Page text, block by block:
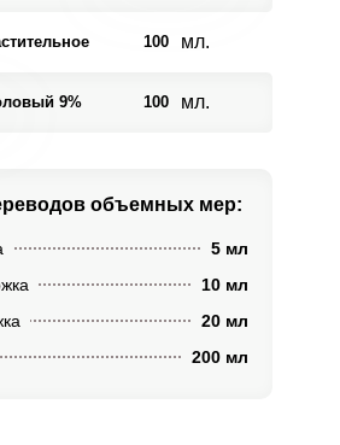
100 мл.
9% 100 мл.
объемных мер:
5 мл
10 мл
20 мл
200 мл